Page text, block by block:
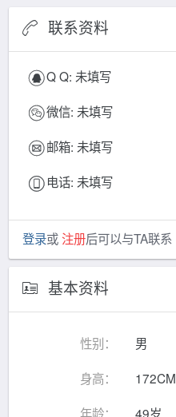
联系资料
Q Q: 未填写
微信: 未填写
邮箱: 未填写
电话: 未填写
登录或注册后可以与TA联系
基本资料
性别：
男
身高：
172CM
年龄：
49岁